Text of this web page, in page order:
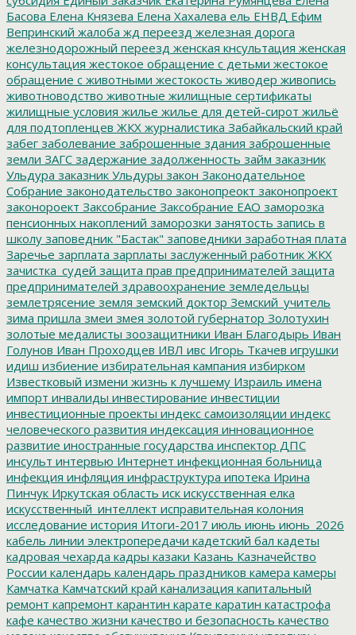
Басова Елена Князева Елена Хахалева ель ЕНВД Ефим
Вепринский жалоба жд переезд железная дорога
железнодорожный переезд женская кнсультация женская
консультация жестокое обращение с детьми жестокое
обращение с животными жестокость живодер живопись
животноводство животные жилищные сертификаты
жилищные условия жилье жилье для детей-сирот жильё
для подтопленцев ЖКХ журналистика Забайкальский край
забег заболевание заброшенные здания заброшенные
земли ЗАГС задержание задолженность займ заказник
Ульдура заказник Ульдуры закон Законодательное
Собрание законодательство законопреокт законопроект
законороект Заксобрание Заксобрание ЕАО заморозка
пенсионных накоплений заморозки занятость запись в
школу заповедник "Бастак" заповедники заработная плата
Заречье зарплата зарплаты заслуженный работник ЖКХ
зачистка_судей защита прав предпринимателей защита
предпринимателей здравоохранение земледельцы
землетрясение земля земский доктор Земский_учитель
зима пришла змеи змея золотой губернатор Золотухин
золотые медалисты зоозащитники Иван Благодырь Иван
Голунов Иван Проходцев ИВЛ ивс Игорь Ткачев игрушки
идиш избиение избирательная кампания избирком
Известковый измени жизнь к лучшему Израиль имена
импорт инвалиды инвестирование инвестиции
инвестиционные проекты индекс самоизоляции индекс
человеческого развития индексация инновационное
развитие иностранные государства инспектор ДПС
инсульт интервью Интернет инфекционная больница
инфекция инфляция инфраструктура ипотека Ирина
Пинчук Иркутская область иск искусственная елка
искусственный_интеллект исправительная колония
исследование история Итоги-2017 июль июнь июнь_2026
кабель линии электропередачи кадетский бал кадеты
кадровая чехарда кадры казаки Казань Казначейство
России календарь календарь праздников камера камеры
Камчатка Камчатский край канализация капитальный
ремонт капремонт карантин карате каратин катастрофа
кафе качество жизни качество и безопасность качество